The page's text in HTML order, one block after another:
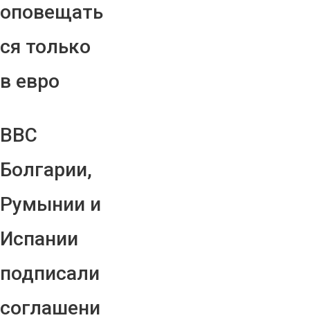
оповещать
ся только
в евро
ВВС
Болгарии,
Румынии и
Испании
подписали
соглашени